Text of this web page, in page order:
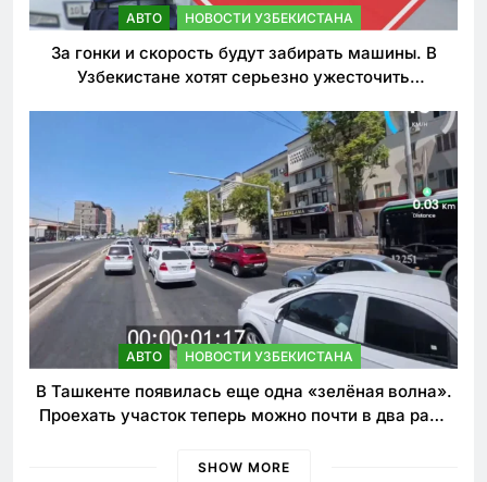
АВТО НОВОСТИ УЗБЕКИСТАНА
За гонки и скорость будут забирать машины. В
Узбекистане хотят серьезно ужесточить
АВТО НОВОСТИ УЗБЕКИСТАНА
В Ташкенте появилась еще одна «зелёная волна».
Проехать участок теперь можно почти в два раза
SHOW MORE